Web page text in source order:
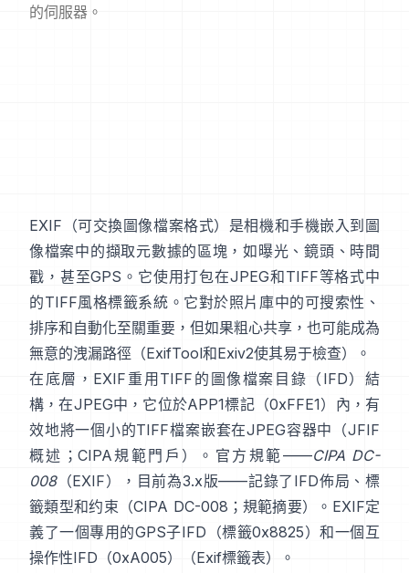
的伺服器。
EXIF （可交換圖像檔案格式）是相機和手機嵌入到圖
像檔案中的擷取元數據的區塊，如曝光、鏡頭、時間
戳，甚至GPS。它使用打包在JPEG和TIFF等格式中
的TIFF風格標籤系統。它對於照片庫中的可搜索性、
排序和自動化至關重要，但如果粗心共享，也可能成為
無意的洩漏路徑（ExifTool和Exiv2使其易于檢查）。
在底層，EXIF重用TIFF的圖像檔案目錄（IFD）結
構，在JPEG中，它位於APP1標記（0xFFE1）內，有
效地將一個小的TIFF檔案嵌套在JPEG容器中（JFIF
概述 ； CIPA規範門戶 ）。官方規範——CIPA DC-
008（EXIF），目前為3.x版——記錄了IFD佈局、標
籤類型和约束（CIPA DC-008 ； 規範摘要）。EXIF定
義了一個專用的GPS子IFD（標籤0x8825）和一個互
操作性IFD（0xA005）（Exif標籤表）。